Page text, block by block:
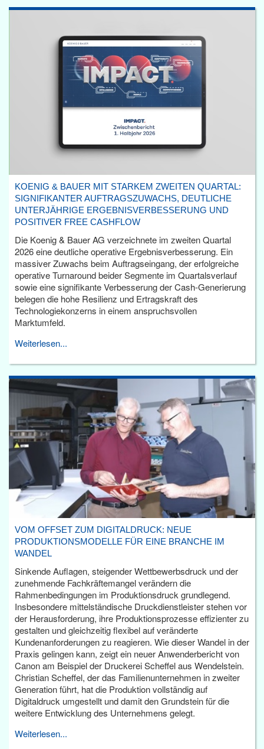
KOENIG & BAUER MIT STARKEM ZWEITEN QUARTAL:
SIGNIFIKANTER AUFTRAGSZUWACHS, DEUTLICHE
UNTERJÄHRIGE ERGEBNISVERBESSERUNG UND
POSITIVER FREE CASHFLOW
Die Koenig & Bauer AG verzeichnete im zweiten Quartal
2026 eine deutliche operative Ergebnisverbesserung. Ein
massiver Zuwachs beim Auftragseingang, der erfolgreiche
operative Turnaround beider Segmente im Quartalsverlauf
sowie eine signifikante Verbesserung der Cash-Generierung
belegen die hohe Resilienz und Ertragskraft des
Technologiekonzerns in einem anspruchsvollen
Marktumfeld.
Weiterlesen...
VOM OFFSET ZUM DIGITALDRUCK: NEUE
PRODUKTIONSMODELLE FÜR EINE BRANCHE IM
WANDEL
Sinkende Auflagen, steigender Wettbewerbsdruck und der
zunehmende Fachkräftemangel verändern die
Rahmenbedingungen im Produktionsdruck grundlegend.
Insbesondere mittelständische Druckdienstleister stehen vor
der Herausforderung, ihre Produktionsprozesse effizienter zu
gestalten und gleichzeitig flexibel auf veränderte
Kundenanforderungen zu reagieren. Wie dieser Wandel in der
Praxis gelingen kann, zeigt ein neuer Anwenderbericht von
Canon am Beispiel der Druckerei Scheffel aus Wendelstein.
Christian Scheffel, der das Familienunternehmen in zweiter
Generation führt, hat die Produktion vollständig auf
Digitaldruck umgestellt und damit den Grundstein für die
weitere Entwicklung des Unternehmens gelegt.
Weiterlesen...